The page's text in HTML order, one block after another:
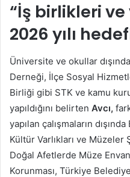
“İş birlikleri
2026 yılı
Üniversite ve okullar
Derneği, İlçe Sosyal
Birliği gibi STK ve kamu
yapıldığını belirten Avcı,
yapılan çalışmaların
Kültür Varlıkları ve
Doğal Afetlerde Müze
Korunması, Türkiye